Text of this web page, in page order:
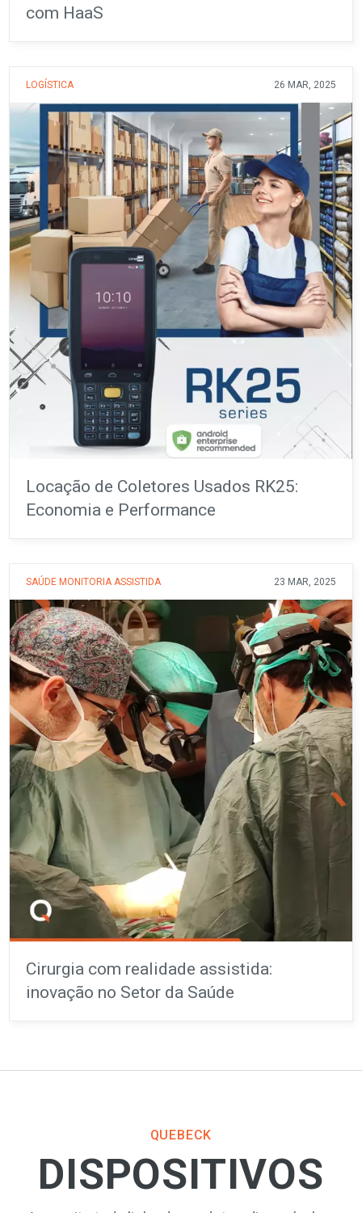
com HaaS
LOGÍSTICA 26 MAR, 2025
Locação de Coletores Usados RK25:
Economia e Performance
SAÚDE MONITORIA ASSISTIDA 23 MAR, 2025
Cirurgia com realidade assistida:
inovação no Setor da Saúde
QUEBECK
DISPOSITIVOS